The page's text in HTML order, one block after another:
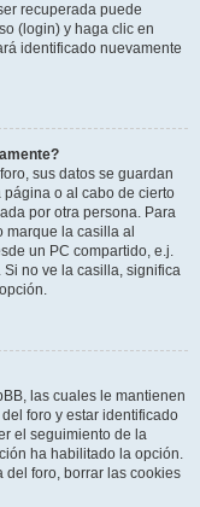
recuperada puede
(login) y haga clic en
identificado nuevamente
sus datos se guardan
o al cabo de cierto
por otra persona. Para
marque la casilla al
un PC compartido, e.j.
no ve la casilla, significa
las cuales le mantienen
foro y estar identificado
el seguimiento de la
ha habilitado la opción.
del foro, borrar las cookies